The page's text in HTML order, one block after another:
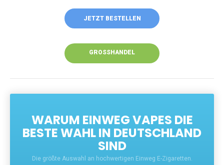
JETZT BESTELLEN
GROSSHANDEL
WARUM EINWEG VAPES DIE
BESTE WAHL IN DEUTSCHLAND
SIND
Die größte Auswahl an hochwertigen Einweg E-Zigaretten.